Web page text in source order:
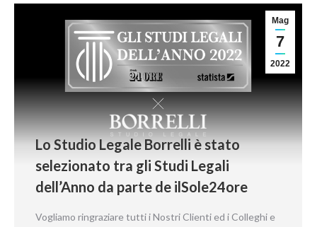
Mag
7
2022
Lo Studio Legale Borrelli è stato
selezionato tra gli Studi Legali
dell’Anno da parte de ilSole24ore
Vogliamo ringraziare tutti i Nostri Clienti ed i Colleghi e